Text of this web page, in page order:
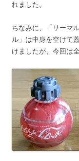
れました。
ちなみに、「サーマ
ル」は中身を空けて
けましたが、今回は